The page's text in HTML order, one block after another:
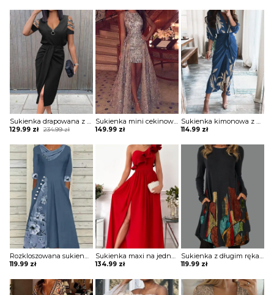
was:
239.99 zł.
is:
134.99 zł.
was:
209.99 zł.
is:
119.99 zł.
Sukienka drapowana z zamkiem i ozdobnymi paskami na ramionach
234.99zł
Original
was:
234.99 zł.
129.99 zł
Current
is:
129.99 zł.
Sukienka mini cekinowa z długą spódnicą
149.99 zł
Sukienka kimonowa z drapowaniem
114.99 zł
Rozkloszowana sukienka z ozdobnymi wstawkami
119.99 zł
Sukienka maxi na jedno ramię z falbaną
134.99 zł
Sukienka z długim rękawem z kieszeniami
119.99 zł